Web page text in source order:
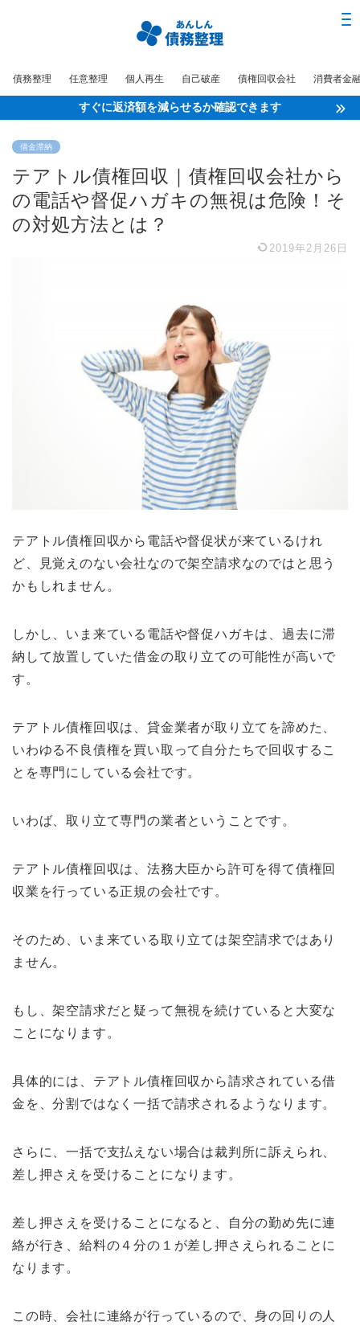
債務整理 任意整理 個人再生 自己破産 債権回収会社 消費者金
すぐに返済額を減らせるか確認できます
借金滞納
テアトル債権回収｜債権回収会社から
の電話や督促ハガキの無視は危険！そ
の対処方法とは？
2019年2月26日
テアトル債権回収から電話や督促状が来ているけれ
ど、見覚えのない会社なので架空請求なのではと思う
かもしれません。
しかし、いま来ている電話や督促ハガキは、過去に滞
納して放置していた借金の取り立ての可能性が高いで
す。
テアトル債権回収は、貸金業者が取り立てを諦めた、
いわゆる不良債権を買い取って自分たちで回収するこ
とを専門にしている会社です。
いわば、取り立て専門の業者ということです。
テアトル債権回収は、法務大臣から許可を得て債権回
収業を行っている正規の会社です。
そのため、いま来ている取り立ては架空請求ではあり
ません。
もし、架空請求だと疑って無視を続けていると大変な
ことになります。
具体的には、テアトル債権回収から請求されている借
金を、分割ではなく一括で請求されるようなります。
さらに、一括で支払えない場合は裁判所に訴えられ、
差し押さえを受けることになります。
差し押さえを受けることになると、自分の勤め先に連
絡が行き、給料の４分の１が差し押さえられることに
なります。
この時、会社に連絡が行っているので、身の回りの人